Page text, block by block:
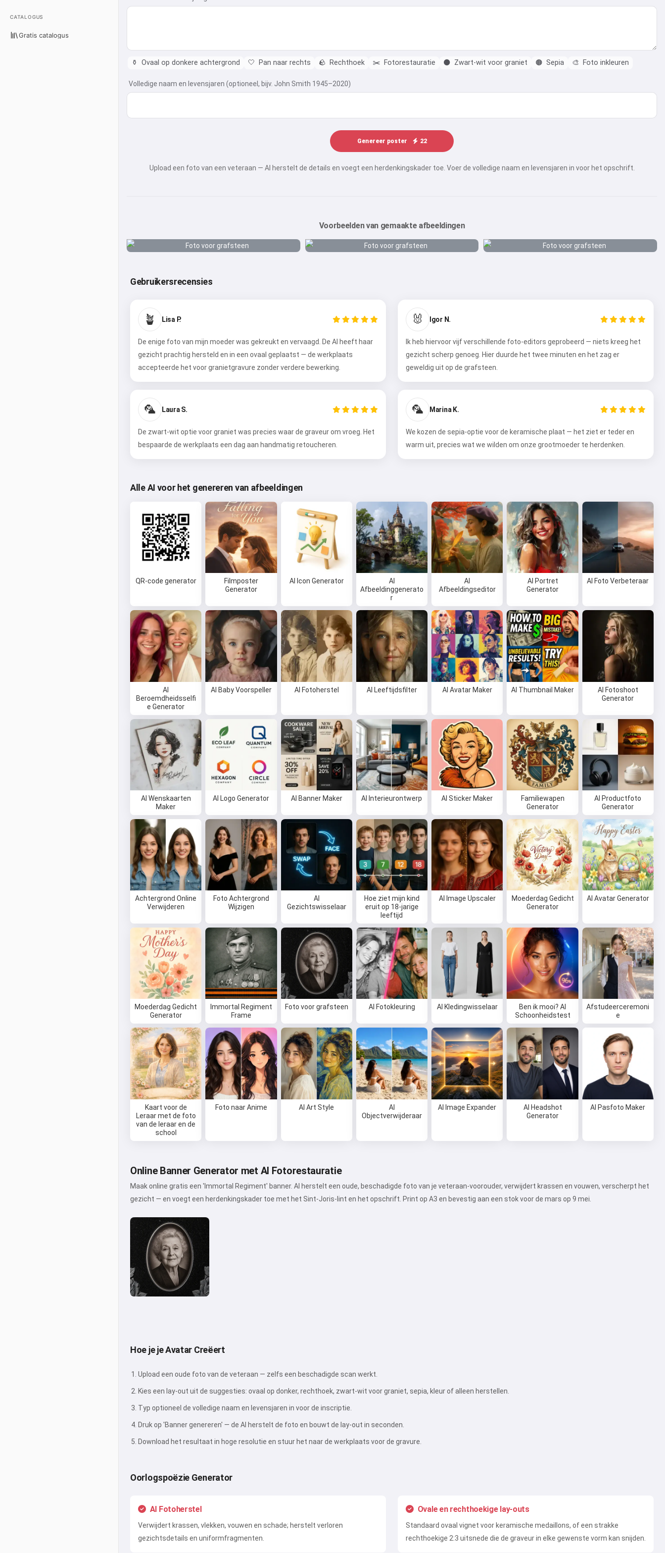
CATALOGUS
Gratis catalogus
⚱️ Ovaal op donkere achtergrond 🤍 Pan naar rechts 🪨 Rechthoek ✂️ Fotorestauratie ⚫ Zwart-wit voor graniet 🟤 Sepia 🎨 Foto inkleuren
Volledige naam en levensjaren (optioneel, bijv. John Smith 1945–2020)
Genereer poster 22
Upload een foto van een veteraan — AI herstelt de details en voegt een herdenkingskader toe. Voer de volledige naam en levensjaren in voor het opschrift.
Voorbeelden van gemaakte afbeeldingen
Gebruikersrecensies
🪴 Lisa P.
De enige foto van mijn moeder was gekreukt en vervaagd. De AI heeft haar
gezicht prachtig hersteld en in een ovaal geplaatst — de werkplaats
accepteerde het voor granietgravure zonder verdere bewerking.
🐰 Igor N.
Ik heb hiervoor vijf verschillende foto-editors geprobeerd — niets kreeg het
gezicht scherp genoeg. Hier duurde het twee minuten en het zag er
geweldig uit op de grafsteen.
🦜 Laura S.
De zwart-wit optie voor graniet was precies waar de graveur om vroeg. Het
bespaarde de werkplaats een dag aan handmatig retoucheren.
🦜 Marina K.
We kozen de sepia-optie voor de keramische plaat — het ziet er teder en
warm uit, precies wat we wilden om onze grootmoeder te herdenken.
Alle AI voor het genereren van afbeeldingen
QR-code generator
Filmposter
Generator
AI Icon Generator
AI
Afbeeldinggenerato
r
AI
Afbeeldingseditor
AI Portret
Generator
AI Foto Verbeteraar
AI
Beroemdheidsselfi
e Generator
AI Baby Voorspeller AI Fotoherstel AI Leeftijdsfilter AI Avatar Maker AI Thumbnail Maker
AI Fotoshoot
Generator
AI Wenskaarten
Maker
AI Logo Generator AI Banner Maker AI Interieurontwerp AI Sticker Maker
Familiewapen
Generator
AI Productfoto
Generator
Achtergrond Online
Verwijderen
Foto Achtergrond
Wijzigen
AI
Gezichtswisselaar
Hoe ziet mijn kind
eruit op 18-jarige
leeftijd
AI Image Upscaler
Moederdag Gedicht
Generator
AI Avatar Generator
Moederdag Gedicht
Generator
Immortal Regiment
Frame
Foto voor grafsteen AI Fotokleuring AI Kledingwisselaar
Ben ik mooi? AI
Schoonheidstest
Afstudeerceremoni
e
Kaart voor de
Leraar met de foto
van de leraar en de
school
Foto naar Anime AI Art Style
AI
Objectverwijderaar
AI Image Expander
AI Headshot
Generator
AI Pasfoto Maker
Online Banner Generator met AI Fotorestauratie
Maak online gratis een 'Immortal Regiment' banner. AI herstelt een oude, beschadigde foto van je veteraan-voorouder, verwijdert krassen en vouwen, verscherpt het
gezicht — en voegt een herdenkingskader toe met het Sint-Joris-lint en het opschrift. Print op A3 en bevestig aan een stok voor de mars op 9 mei.
Hoe je je Avatar Creëert
Upload een oude foto van de veteraan — zelfs een beschadigde scan werkt.
Kies een lay-out uit de suggesties: ovaal op donker, rechthoek, zwart-wit voor graniet, sepia, kleur of alleen herstellen.
Typ optioneel de volledige naam en levensjaren in voor de inscriptie.
Druk op 'Banner genereren' — de AI herstelt de foto en bouwt de lay-out in seconden.
Download het resultaat in hoge resolutie en stuur het naar de werkplaats voor de gravure.
Oorlogspoëzie Generator
AI Fotoherstel
Verwijdert krassen, vlekken, vouwen en schade; herstelt verloren
gezichtsdetails en uniformfragmenten.
Ovale en rechthoekige lay-outs
Standaard ovaal vignet voor keramische medaillons, of een strakke
rechthoekige 2:3 uitsnede die de graveur in elke gewenste vorm kan snijden.
Hoi 👋
Ik kan liedjes maken, gedichten
schrijven en felicitaties 🥰
Probeer gratis
Ik accepteer: Gebruiksvoorwaarden,
Terugbetalingsbeleid